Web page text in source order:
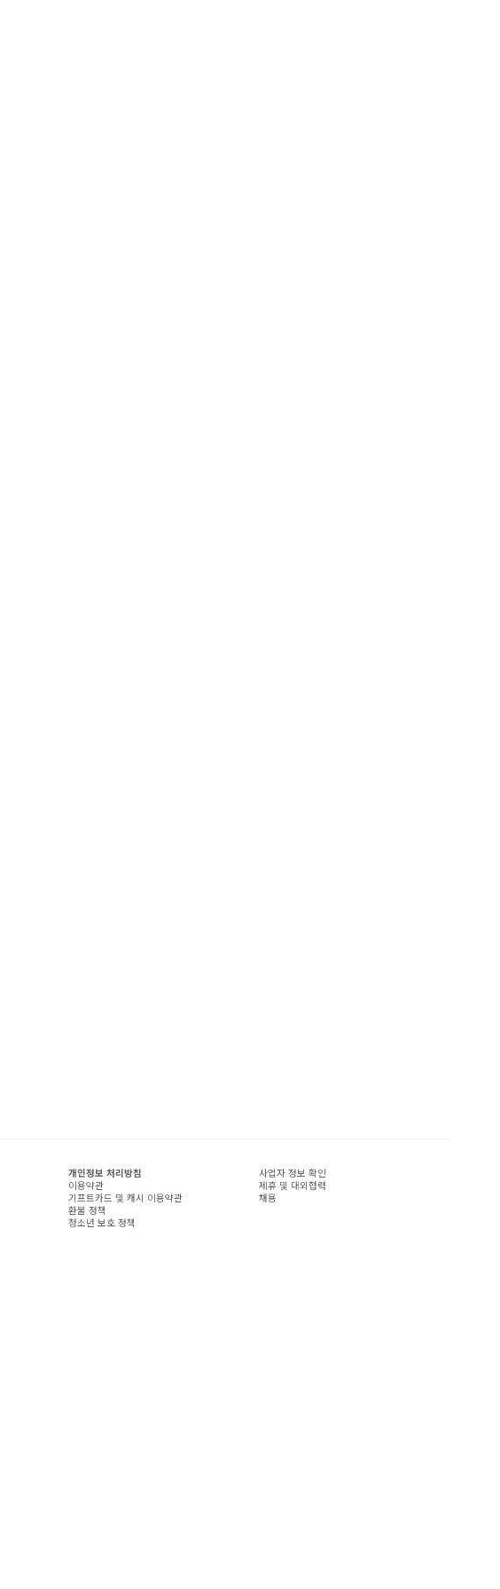
개인정보 처리방침
이용약관
기프트카드 및 캐시 이용약관
환불 정책
청소년 보호 정책
사업자 정보 확인
제휴 및 대외협력
채용